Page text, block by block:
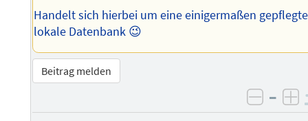
Handelt sich hierbei um eine einigermaßen gepflegte
lokale Datenbank 😉
Beitrag melden
–